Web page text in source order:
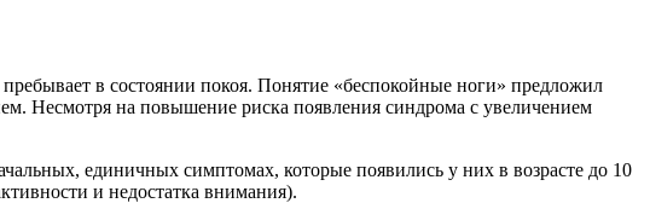
в состоянии покоя. Понятие «беспокойные ноги» предложил
Несмотря на повышение риска появления синдрома с увеличением
единичных симптомах, которые появились у них в возрасте до 10
и недостатка внимания).